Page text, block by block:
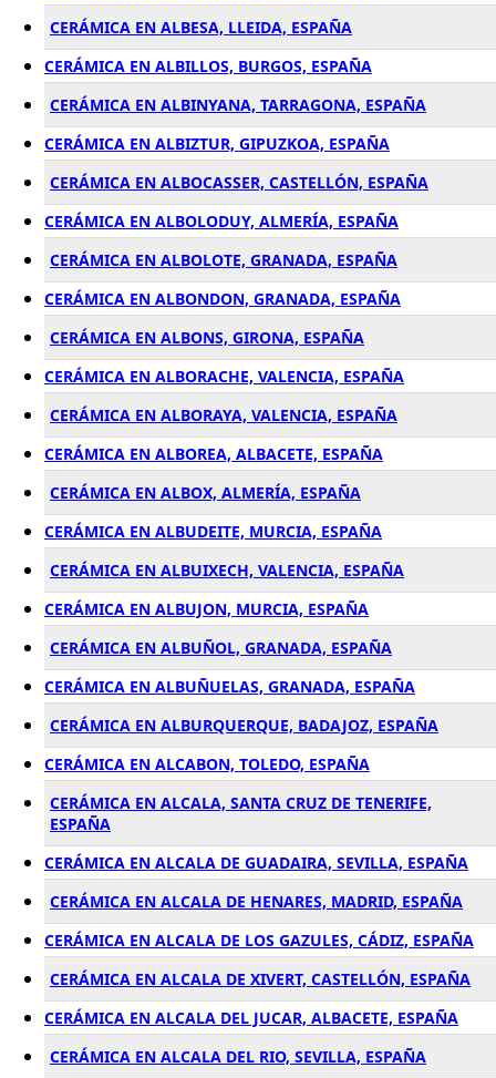
CERÁMICA EN ALBESA, LLEIDA, ESPAÑA
CERÁMICA EN ALBILLOS, BURGOS, ESPAÑA
CERÁMICA EN ALBINYANA, TARRAGONA, ESPAÑA
CERÁMICA EN ALBIZTUR, GIPUZKOA, ESPAÑA
CERÁMICA EN ALBOCASSER, CASTELLÓN, ESPAÑA
CERÁMICA EN ALBOLODUY, ALMERÍA, ESPAÑA
CERÁMICA EN ALBOLOTE, GRANADA, ESPAÑA
CERÁMICA EN ALBONDON, GRANADA, ESPAÑA
CERÁMICA EN ALBONS, GIRONA, ESPAÑA
CERÁMICA EN ALBORACHE, VALENCIA, ESPAÑA
CERÁMICA EN ALBORAYA, VALENCIA, ESPAÑA
CERÁMICA EN ALBOREA, ALBACETE, ESPAÑA
CERÁMICA EN ALBOX, ALMERÍA, ESPAÑA
CERÁMICA EN ALBUDEITE, MURCIA, ESPAÑA
CERÁMICA EN ALBUIXECH, VALENCIA, ESPAÑA
CERÁMICA EN ALBUJON, MURCIA, ESPAÑA
CERÁMICA EN ALBUÑOL, GRANADA, ESPAÑA
CERÁMICA EN ALBUÑUELAS, GRANADA, ESPAÑA
CERÁMICA EN ALBURQUERQUE, BADAJOZ, ESPAÑA
CERÁMICA EN ALCABON, TOLEDO, ESPAÑA
CERÁMICA EN ALCALA, SANTA CRUZ DE TENERIFE,
ESPAÑA
CERÁMICA EN ALCALA DE GUADAIRA, SEVILLA, ESPAÑA
CERÁMICA EN ALCALA DE HENARES, MADRID, ESPAÑA
CERÁMICA EN ALCALA DE LOS GAZULES, CÁDIZ, ESPAÑA
CERÁMICA EN ALCALA DE XIVERT, CASTELLÓN, ESPAÑA
CERÁMICA EN ALCALA DEL JUCAR, ALBACETE, ESPAÑA
CERÁMICA EN ALCALA DEL RIO, SEVILLA, ESPAÑA